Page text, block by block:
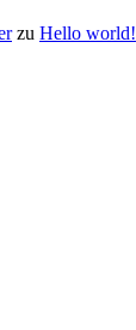
zu Hello world!